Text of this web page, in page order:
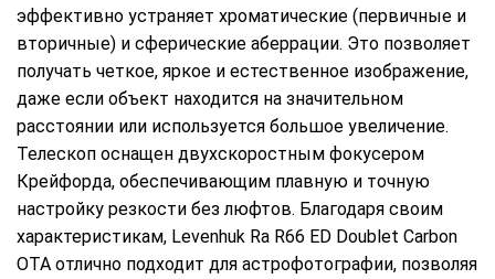
эффективно устраняет хроматические (первичные и
вторичные) и сферические аберрации. Это позволяет
получать четкое, яркое и естественное изображение,
даже если объект находится на значительном
расстоянии или используется большое увеличение.
Телескоп оснащен двухскоростным фокусером
Крейфорда, обеспечивающим плавную и точную
настройку резкости без люфтов. Благодаря своим
характеристикам, Levenhuk Ra R66 ED Doublet Carbon
OTA отлично подходит для астрофотографии, позволяя